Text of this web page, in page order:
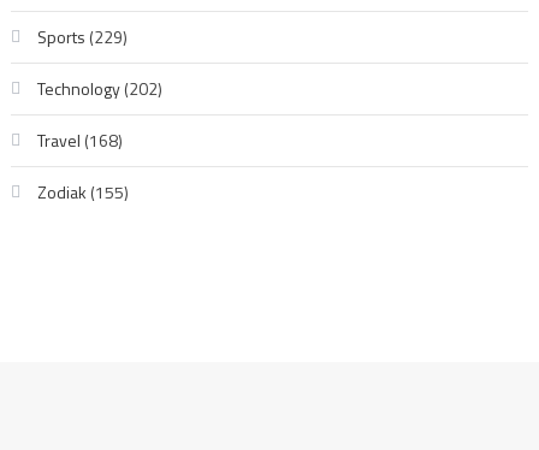
Sports (229)
Technology(202)
Travel (168)
Zodiak (155)